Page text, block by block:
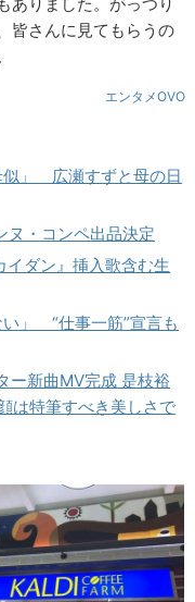
皆さんに見てもらうの
エンタメOVO
似」 広瀬すずと母の日
ヌ・コンペ出品決定
ダン』挿入歌含む生
」 “仕事一筋”宣言も
ー新曲MV完成 是枝裕
は特筆すべき美しさで